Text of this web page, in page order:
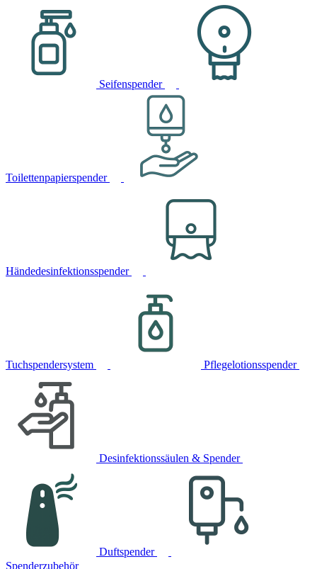
Seifenspender
Toilettenpapierspender
Händedesinfektionsspender
Tuchspendersystem Pflegelotionsspender
Desinfektionssäulen & Spender
Duftspender
Spenderzubehör